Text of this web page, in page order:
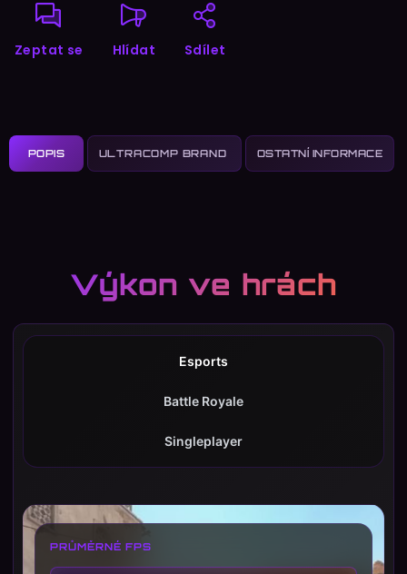
Zeptat se Hlídat Sdílet
POPIS OSTATNÍ INFORMACE
Výkon ve hrách
Esports
Battle Royale
Singleplayer
PRŮMĚRNÉ FPS